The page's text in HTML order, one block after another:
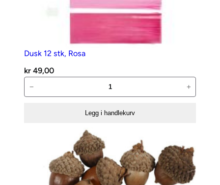
Dusk 12 stk, Rosa
kr 49,00
12
− +
Legg i handlekurv